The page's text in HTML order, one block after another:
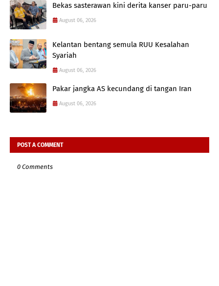
Bekas sasterawan kini derita kanser paru-paru
August 06, 2026
Kelantan bentang semula RUU Kesalahan
Syariah
August 06, 2026
Pakar jangka AS kecundang di tangan Iran
August 06, 2026
POST A COMMENT
0 Comments